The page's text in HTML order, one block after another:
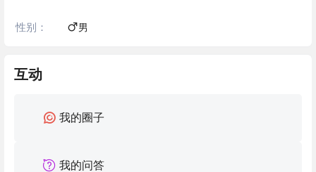
性别： 男
互动
我的圈子
我的问答